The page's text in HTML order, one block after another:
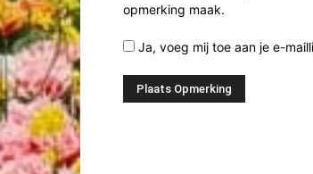
opmerking maak.
Ja, voeg mij toe aan je e-